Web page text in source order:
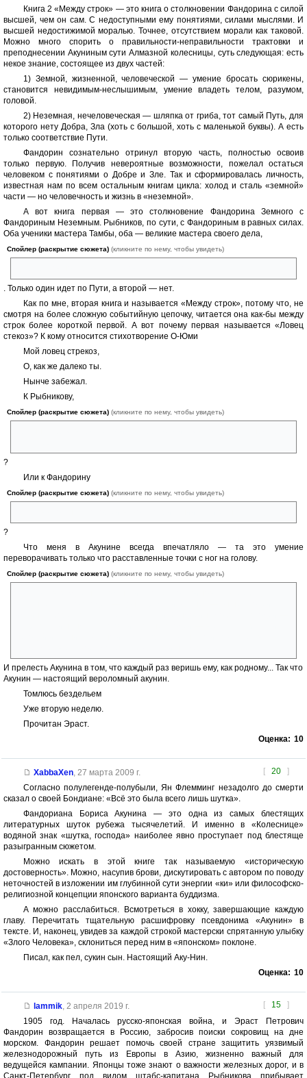
Книга 2 «Между строк» — это книга о столкновении Фандорина с силой
высшей, чем он сам. С недоступными ему понятиями, силами мыслями. И
высшей недостижимой моралью. Точнее, отсутствием морали как таковой.
Можно много спорить о правильности-неправильности трактовки и
преподнесении Акуниным сути Алмазной колесницы, суть следующая: есть
некое знание, состоящее из двух частей:
1) Земной, жизненной, человеческой — умение бросать сюрикены,
становится невидимым-неслышимым, умение владеть телом, разумом,
головой.
2) Неземная, нечеловеческая — шляпка от гриба, тот самый Путь, для
которого нету Добра, Зла (хоть с большой, хоть с маленькой буквы). А есть
только соответствие Пути.
Фандорин сознательно отринул вторую часть, полностью освоив
только первую. Получив невероятные возможности, пожелал остаться
человеком с понятиями о Добре и Зле. Так и сформировалась личность,
известная нам по всем остальным книгам цикла: холод и сталь «земной»
части — но человечность и жизнь в «неземной».
А вот книга первая — это столкновение Фандорина Земного с
Фандориным Неземным. Рыбников, по сути, с Фандориным в равных силах.
Оба ученики мастера Тамбы, оба — великие мастера своего дела,
Спойлер (раскрытие сюжета) (кликните по нему, чтобы увидеть)
. Только один идет по Пути, а второй — нет.
Как по мне, вторая книга и называется «Между строк», потому что, не
смотря на более сложную событийную цепочку, читается она как-бы между
строк более короткой первой. А вот почему первая называется «Ловец
стекоз»? К кому относится стихотворение О-Юми
Мой ловец стрекоз,
О, как же далеко ты.
Нынче забежал.
К Рыбникову,
Спойлер (раскрытие сюжета) (кликните по нему, чтобы увидеть)
?
Или к Фандорину
Спойлер (раскрытие сюжета) (кликните по нему, чтобы увидеть)
?
Что меня в Акунине всегда впечатляло — та это умение
переворачивать только что расставленные точки с ног на голову.
Спойлер (раскрытие сюжета) (кликните по нему, чтобы увидеть)
И прелесть Акунина в том, что каждый раз веришь ему, как родному... Так что
Акунин — настоящий вероломный акунин.
Томлюсь бездельем
Уже вторую неделю.
Прочитан Эраст.
Оценка: 10
[ 20 ]
XabbaXen, 27 марта 2009 г.
Согласно полулегенде-полубыли, Ян Флемминг незадолго до смерти
сказал о своей Бондиане: «Всё это была всего лишь шутка».
Фандориана Бориса Акунина — это одна из самых блестящих
литературных шуток рубежа тысячелетий. И именно в «Колеснице»
водяной знак «шутка, господа» наиболее явно проступает под блестяще
разыгранным сюжетом.
Можно искать в этой книге так называемую «историческую
достоверность». Можно, насупив брови, дискутировать с автором по поводу
неточностей в изложении им глубинной сути энергии «ки» или философско-
религиозной концепции японского варианта буддизма.
А можно расслабиться. Всмотреться в хокку, завершающие каждую
главу. Перечитать тщательную расшифровку псевдонима «Акунин» в
тексте. И, наконец, увидев за каждой строкой мастерски спрятанную улыбку
«Злого Человека», склониться перед ним в «японском» поклоне.
Писал, как пел, сукин сын. Настоящий Аку-Нин.
Оценка: 10
[ 15 ]
lammik, 2 апреля 2019 г.
1905 год. Началась русско-японская война, и Эраст Петрович
Фандорин возвращается в Россию, забросив поиски сокровищ на дне
морском. Фандорин решает помочь своей стране защитить уязвимый
железнодорожный путь из Европы в Азию, жизненно важный для
ведущейся кампании. Японцы тоже знают о важности железных дорог, и в
Санкт-Петербург под видом штабс-капитана Рыбникова прибывает